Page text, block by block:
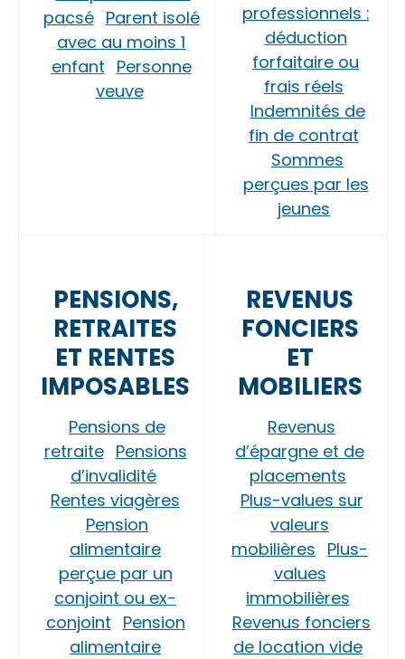
pacsé Parent isolé
avec au moins 1
enfant Personne
veuve
professionnels :
déduction
forfaitaire ou
frais réels
Indemnités de
fin de contrat
Sommes
perçues par les
jeunes
PENSIONS,
RETRAITES
ET RENTES
IMPOSABLES
Pensions de
retraite Pensions
d’invalidité
Rentes viagères
Pension
alimentaire
perçue par un
conjoint ou ex-
conjoint Pension
alimentaire
REVENUS
FONCIERS
ET
MOBILIERS
Revenus
d’épargne et de
placements
Plus-values sur
valeurs
mobilières Plus-
values
immobilières
Revenus fonciers
de location vide